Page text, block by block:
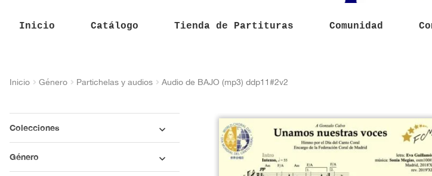
Inicio Catálogo Tienda de Partituras Comunidad
Inicio Género Partichelas y audios Audio de BAJO (mp3) ddp11#2v2
Colecciones
Género